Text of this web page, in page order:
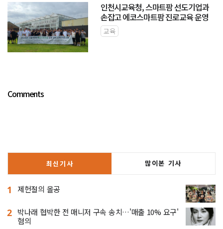
인천시교육청, 스마트팜 선도기업과
손잡고 에코스마트팜 진로교육 운영
교육
Comments
최신기사 많이본 기사
1 제헌절의 올공
2 박나래 협박한 전 매니저 구속 송치…'매출 10% 요구'
혐의